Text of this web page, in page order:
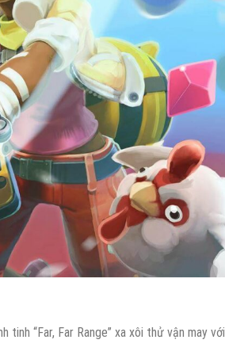
“Far, Far Range” xa xôi thử vận may với